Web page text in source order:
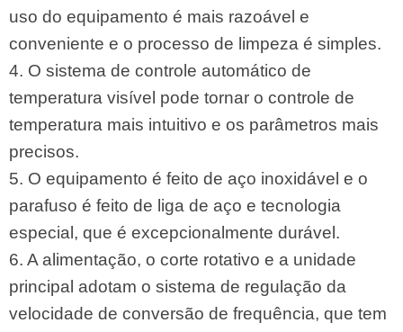
uso do equipamento é mais razoável e
conveniente e o processo de limpeza é simples.
4. O sistema de controle automático de
temperatura visível pode tornar o controle de
temperatura mais intuitivo e os parâmetros mais
precisos.
5. O equipamento é feito de aço inoxidável e o
parafuso é feito de liga de aço e tecnologia
especial, que é excepcionalmente durável.
6. A alimentação, o corte rotativo e a unidade
principal adotam o sistema de regulação da
velocidade de conversão de frequência, que tem